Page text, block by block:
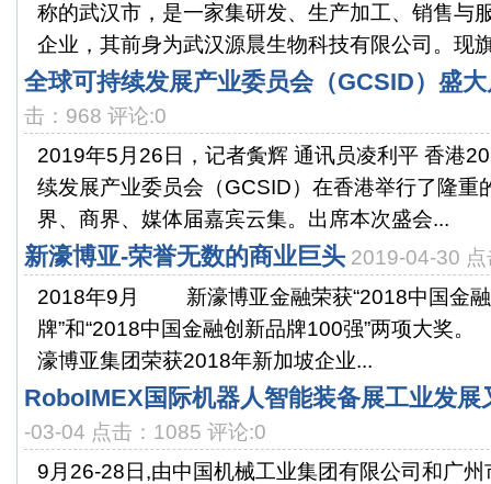
称的武汉市，是一家集研发、生产加工、销售与
企业，其前身为武汉源晨生物科技有限公司。现
全球可持续发展产业委员会（GCSID）盛
击：968 评论:0
2019年5月26日，记者夤辉 通讯员凌利平 香港
续发展产业委员会（GCSID）在香港举行了隆重
界、商界、媒体届嘉宾云集。出席本次盛会...
新濠博亚-荣誉无数的商业巨头 2019-04-30
2018年9月 新濠博亚金融荣获“2018中国金融
牌”和“2018中国金融创新品牌100强”两项
濠博亚集团荣获2018年新加坡企业...
RoboIMEX国际机器人智能装备展工业发展
-03-04 点击：1085 评论:0
9月26-28日,由中国机械工业集团有限公司和广